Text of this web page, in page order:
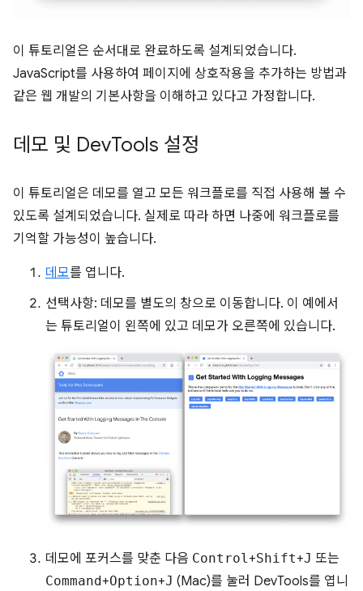
이 튜토리얼은 순서대로 완료하도록 설계되었습니다.
JavaScript를 사용하여 페이지에 상호작용을 추가하는 방법과
같은 웹 개발의 기본사항을 이해하고 있다고 가정합니다.
데모 및 DevTools 설정
이 튜토리얼은 데모를 열고 모든 워크플로를 직접 사용해 볼 수
있도록 설계되었습니다. 실제로 따라 하면 나중에 워크플로를
기억할 가능성이 높습니다.
데모를 엽니다.
선택사항: 데모를 별도의 창으로 이동합니다. 이 예에서
는 튜토리얼이 왼쪽에 있고 데모가 오른쪽에 있습니다.
데모에 포커스를 맞춘 다음 Control+Shift+J 또는
Command+Option+J (Mac)를 눌러 DevTools를 엽니